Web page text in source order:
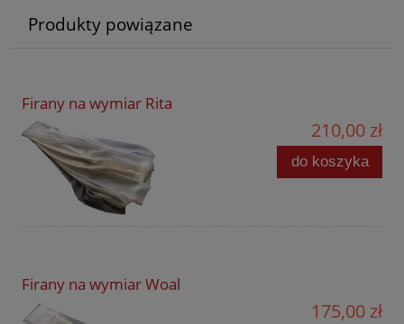
Produkty powiązane
Firany na wymiar Rita
210,00 zł
do koszyka
Firany na wymiar Woal
175,00 zł